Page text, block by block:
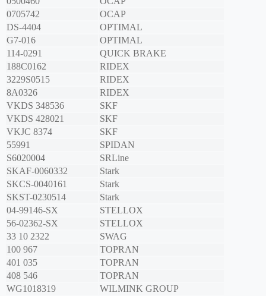
0705742
OCAP
DS-4404
OPTIMAL
G7-016
OPTIMAL
114-0291
QUICK BRAKE
188C0162
RIDEX
3229S0515
RIDEX
8A0326
RIDEX
VKDS 348536
SKF
VKDS 428021
SKF
VKJC 8374
SKF
55991
SPIDAN
S6020004
SRLine
SKAF-0060332
Stark
SKCS-0040161
Stark
SKST-0230514
Stark
04-99146-SX
STELLOX
56-02362-SX
STELLOX
33 10 2322
SWAG
100 967
TOPRAN
401 035
TOPRAN
408 546
TOPRAN
WG1018319
WILMINK GROUP